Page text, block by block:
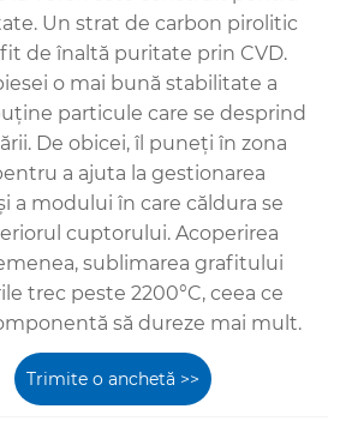
Un strat de carbon pirolitic
de înaltă puritate prin CVD.
o mai bună stabilitate a
particule care se desprind
De obicei, îl puneți în zona
a ajuta la gestionarea
a modului în care căldura se
cuptorului. Acoperirea
sublimarea grafitului
trec peste 2200°C, ceea ce
să dureze mai mult.
Trimite o anchetă >>